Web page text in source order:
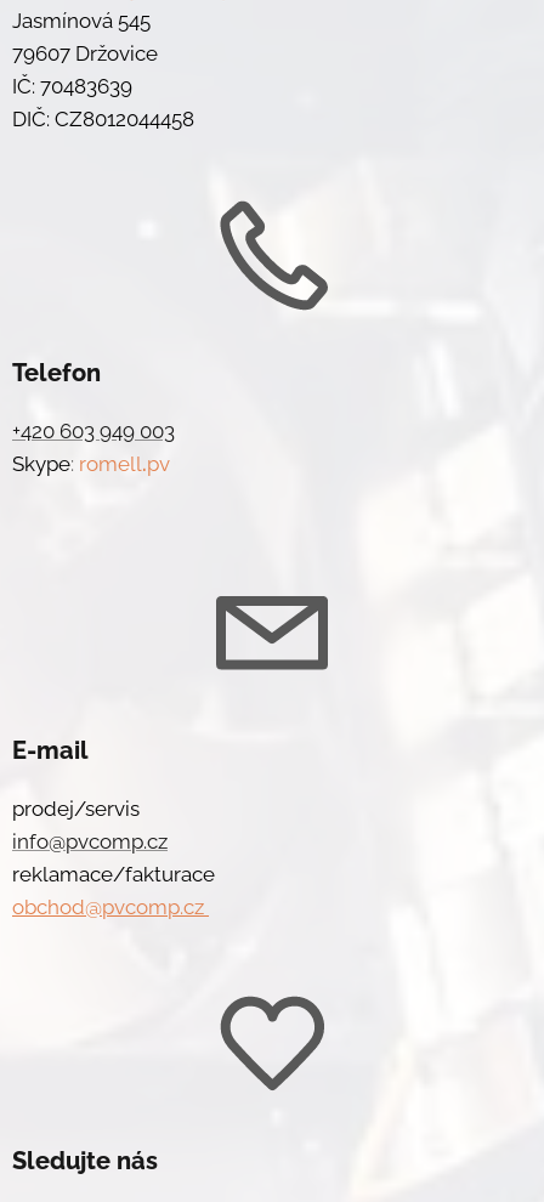
Jasmínová 545
79607 Držovice
IČ: 70483639
DIČ: CZ8012044458
Telefon
+420 603 949 003
Skype: romell.pv
E-mail
prodej/servis
info@pvcomp.cz
reklamace/fakturace
obchod@pvcomp.cz
Sledujte nás